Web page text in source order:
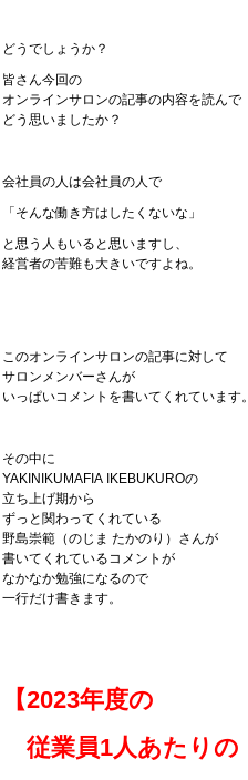
どうでしょうか？
皆さん今回の
オンラインサロンの記事の内容を読んで
どう思いましたか？
会社員の人は会社員の人で
「そんな働き方はしたくないな」
と思う人もいると思いますし、
経営者の苦難も大きいですよね。
このオンラインサロンの記事に対して
サロンメンバーさんが
いっぱいコメントを書いてくれています。
その中に
YAKINIKUMAFIA IKEBUKUROの
立ち上げ期から
ずっと関わってくれている
野島崇範（のじま たかのり）さんが
書いてくれているコメントが
なかなか勉強になるので
一行だけ書きます。
【2023年度の
従業員1人あたりの